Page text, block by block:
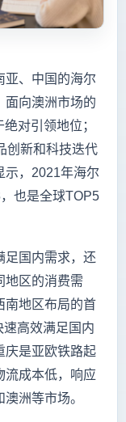
亚、中国的海尔
面向澳洲市场的
对引领地位；
创新和科技迭代
示，2021年海尔
也是全球TOP5
足国内需求，还
地区的消费需
南地区布局的首
高效满足国内
庆是亚欧铁路起
流成本低，响应
洲等市场。